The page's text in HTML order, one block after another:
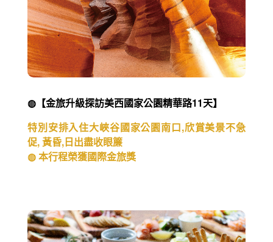
◍【金旅升級探訪美西國家公園精華路11天】
特別安排入住大峽谷國家公園南口,欣賞美景不急
促, 黃昏,日出盡收眼簾
◍ 本行程榮獲國際金旅獎